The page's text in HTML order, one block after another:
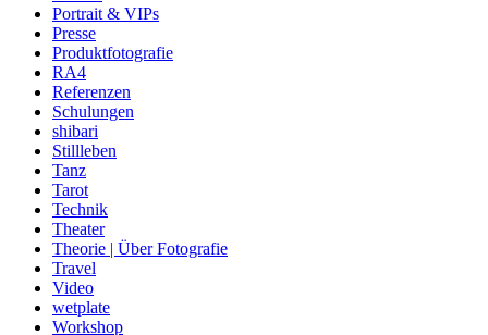
Portrait & VIPs
Presse
Produktfotografie
RA4
Referenzen
Schulungen
shibari
Stillleben
Tanz
Tarot
Technik
Theater
Theorie | Über Fotografie
Travel
Video
wetplate
Workshop